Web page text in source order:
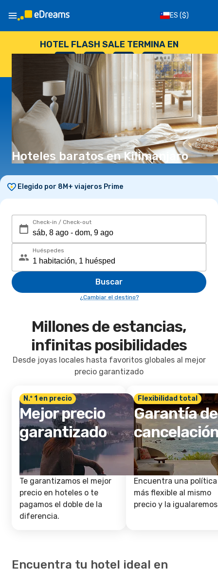
ES ($)
HOTEL FLASH SALE TERMINA EN
--
DÍAS
: --
HORAS
: --
SEGUNDOS
Hoteles baratos en Kilimanjaro
Elegido por 8M+ viajeros Prime
Check-in / Check-out
Huéspedes
Buscar
¿Cambiar el destino?
Millones de estancias,
infinitas posibilidades
Desde joyas locales hasta favoritos globales al mejor
precio garantizado
N.º 1 en precio
Mejor precio
garantizado
Te garantizamos el mejor
precio en hoteles o te
pagamos el doble de la
diferencia.
Flexibilidad total
Garantía de
Encuentra una política
más flexible al mismo
precio y la
Encuentra tu hotel ideal en